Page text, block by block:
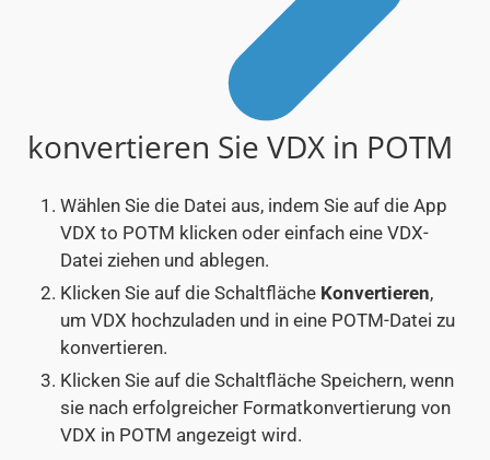
konvertieren Sie VDX in POTM
Wählen Sie die Datei aus, indem Sie auf die App
VDX to POTM klicken oder einfach eine VDX-
Datei ziehen und ablegen.
Klicken Sie auf die Schaltfläche Konvertieren,
um VDX hochzuladen und in eine POTM-Datei zu
konvertieren.
Klicken Sie auf die Schaltfläche Speichern, wenn
sie nach erfolgreicher Formatkonvertierung von
VDX in POTM angezeigt wird.